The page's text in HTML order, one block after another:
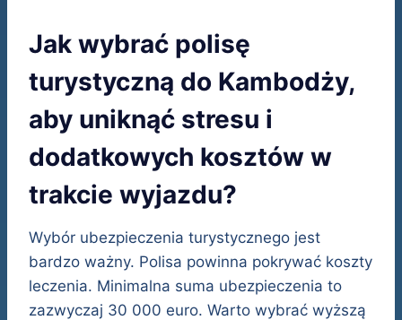
Jak wybrać polisę
turystyczną do Kambodży,
aby uniknąć stresu i
dodatkowych kosztów w
trakcie wyjazdu?
Wybór ubezpieczenia turystycznego jest
bardzo ważny. Polisa powinna pokrywać koszty
leczenia. Minimalna suma ubezpieczenia to
zazwyczaj 30 000 euro. Warto wybrać wyższą